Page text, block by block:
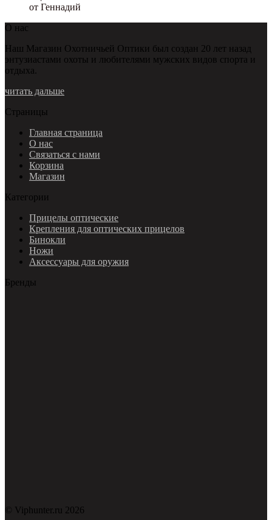
от Геннадий
О нас
Наш Магазин Охотничьей Оптики был создан 20 лет назад
энтузиастами охоты и любителями мужских видов спорта и
отдыха.
читать дальше
Страницы
Главная страница
О нас
Связаться с нами
Корзина
Магазин
Категории
Прицелы оптические
Крепления для оптических прицелов
Бинокли
Ножи
Аксессуары для оружия
Бренды
© Viphunter.ru 2026